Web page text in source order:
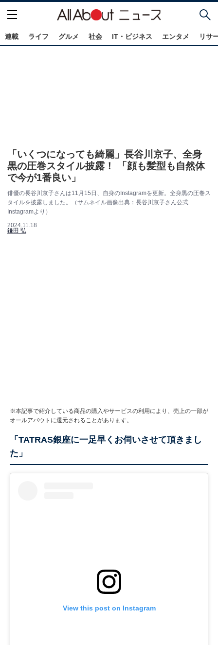
連載 ライフ グルメ 社会 IT・ビジネス エンタメ リサ
「いくつになっても綺麗」長谷川京子、全身
黒の圧巻スタイル披露！ 「顔も髪型も自然体
で今が1番良い」
俳優の長谷川京子さんは11月15日、自身のInstagramを更新。全身黒の圧巻ス
タイルを披露しました。（サムネイル画像出典：長谷川京子さん公式
Instagramより）
2024.11.18
鎌田 弘
※本記事で紹介している商品の購入やサービスの利用により、売上の一部が
オールアバウトに還元されることがあります。
「TATRAS銀座に一足早くお伺いさせて頂きまし
た」
View this post on Instagram